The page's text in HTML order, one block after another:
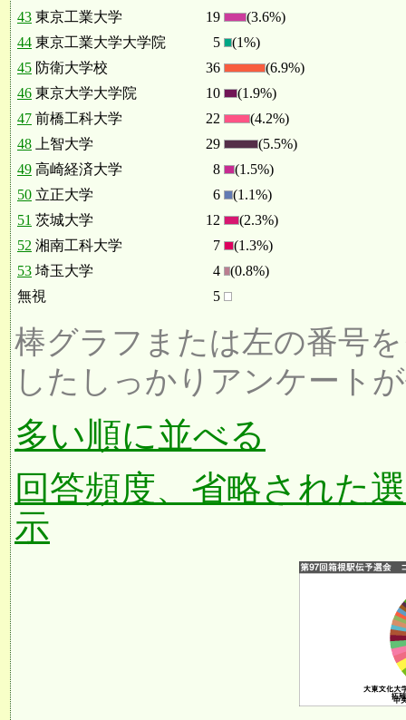
43 東京工業大学 19
(3.6%)
44 東京工業大学大学院 5
(1%)
45 防衛大学校 36
(6.9%)
46 東京大学大学院 10
(1.9%)
47 前橋工科大学 22
(4.2%)
48
上智大学 29
(5.5%)
49 高崎経済大学 8
(1.5%)
50 立正大学 6
(1.1%)
51 茨城大学 12
(2.3%)
52 湘南工科大学 7
(1.3%)
53 埼玉大学 4
(0.8%)
無視
5
棒グラフまたは左の番号
したしっかりアンケート
多い順に並べる
回答頻度、省略された
示